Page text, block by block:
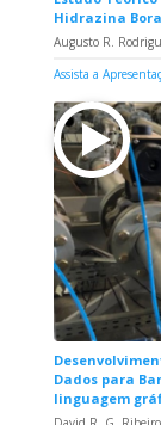
Hidrazina
Augusto R.
Assista a
Dados para
linguagem